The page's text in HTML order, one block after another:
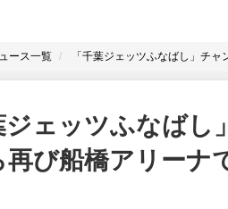
ース一覧 「千葉ジェッツふなばし」チ
ジェッツふなば
再び船橋アリーナ